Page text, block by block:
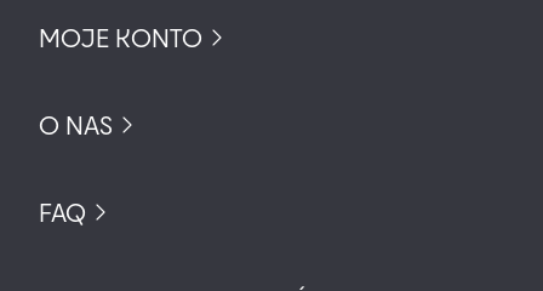
MOJE KONTO
O NAS
FAQ